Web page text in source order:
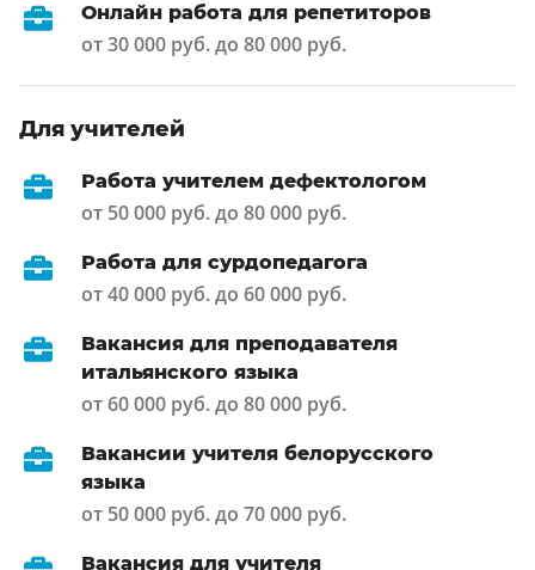
Онлайн работа для репетиторов
от 30 000 руб. до 80 000 руб.
Для учителей
Работа учителем дефектологом
от 50 000 руб. до 80 000 руб.
Работа для сурдопедагога
от 40 000 руб. до 60 000 руб.
Вакансия для преподавателя
итальянского языка
от 60 000 руб. до 80 000 руб.
Вакансии учителя белорусского
языка
от 50 000 руб. до 70 000 руб.
Вакансия для учителя